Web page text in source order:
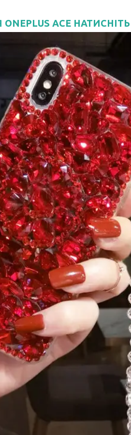
ACE